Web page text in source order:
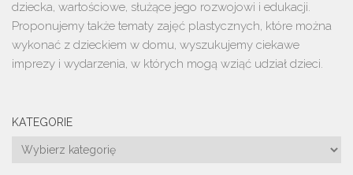
dziecka, wartościowe, służące jego rozwojowi i edukacji.
Proponujemy także tematy zajęć plastycznych, które można
wykonać z dzieckiem w domu, wyszukujemy ciekawe
imprezy i wydarzenia, w których mogą wziąć udział dzieci.
KATEGORIE
Kategorie